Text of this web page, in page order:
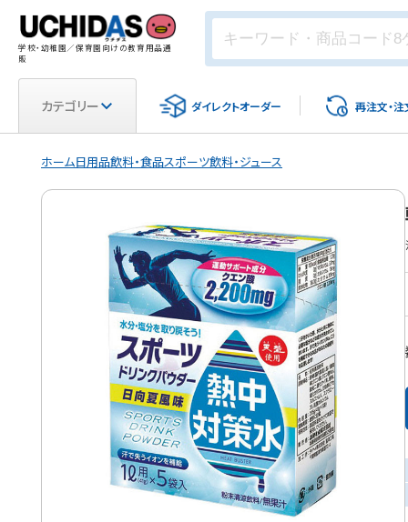
学校・幼稚園／保育園向けの教育用品通
販
カテゴリー ダイレクトオーダー 再注文・注
ホーム日用品飲料・食品スポーツ飲料・ジュース